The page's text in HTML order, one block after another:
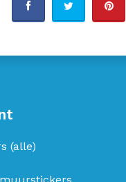
(alle)